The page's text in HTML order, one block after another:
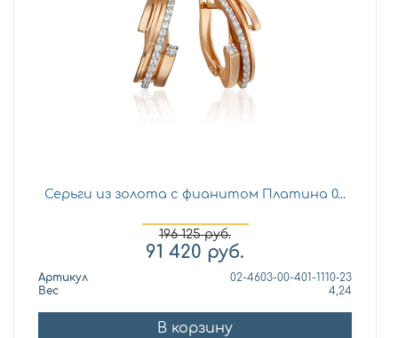
Серьги из золота с фианитом Платина 0...
196 125руб.
91 420 руб.
Артикул
02-4603-00-401-1110-23
Вес
4,24
В корзину